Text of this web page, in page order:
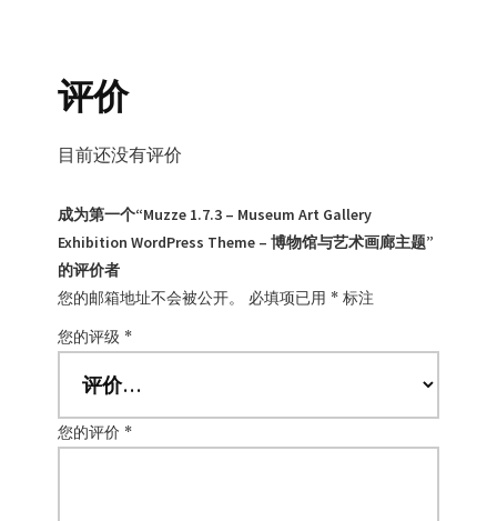
评价
目前还没有评价
成为第一个“Muzze 1.7.3 – Museum Art Gallery
Exhibition WordPress Theme – 博物馆与艺术画廊主题”
的评价者
您的邮箱地址不会被公开。
必填项已用 * 标注
您的评级 *
您的评价 *